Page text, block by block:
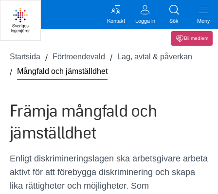
Kontakt Logga in Sök Meny
Bli medlem
Startsida Förtroendevald
Lag, avtal & påverkan
Mångfald och jämställdhet
Främja mångfald och
jämställdhet
Enligt diskrimineringslagen ska arbetsgivare arbeta
aktivt för att förebygga diskriminering och skapa
lika rättigheter och möjligheter. Som